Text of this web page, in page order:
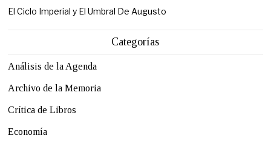
El Ciclo Imperial y El Umbral De Augusto
Categorías
Análisis de la Agenda
Archivo de la Memoria
Crítica de Libros
Economía